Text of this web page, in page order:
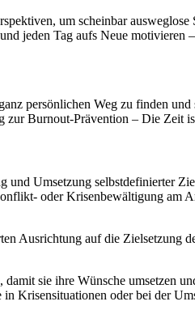
um scheinbar ausweglose
jeden Tag aufs Neue
persönlichen Weg zu finden
zur Burnout-Prävention – Die Zeit
und Umsetzung selbstdefinierter
oder Krisenbewältigung am
Ausrichtung auf die Zielsetzung
sie ihre Wünsche umsetzen
Krisensituationen oder bei der